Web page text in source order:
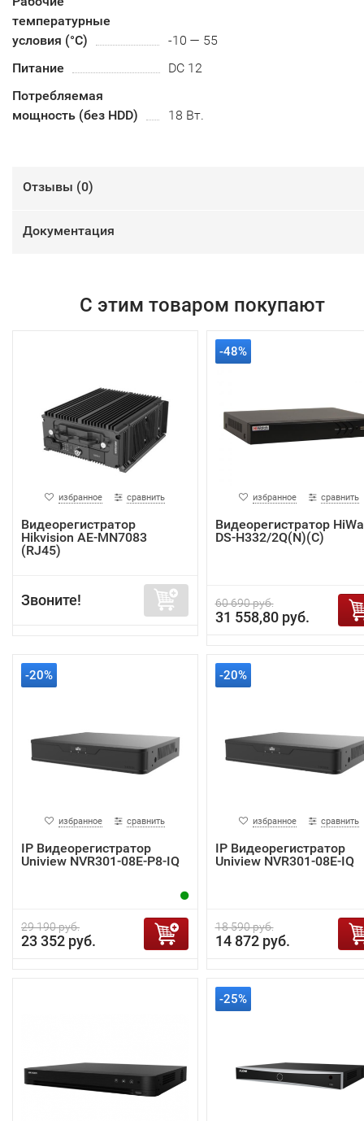
температурные
условия (°С)
-10 — 55
Питание
DC 12
Потребляемая
мощность (без HDD)
18 Вт.
Отзывы (0)
Документация
С этим товаром покупают
избранное сравнить
Видеорегистратор
Hikvision AE-MN7083
(RJ45)
Звоните!
-48%
избранное сравнить
Видеорегистратор
DS-H332/2Q(N)(C)
60 690 руб.
31 558,80 руб.
-20%
избранное сравнить
IP Видеорегистратор
Uniview NVR301-08E-P8-IQ
29 190 руб.
23 352 руб.
-20%
избранное сравнить
IP Видеорегистратор
Uniview NVR301-08E-IQ
18 590 руб.
14 872 руб.
-25%